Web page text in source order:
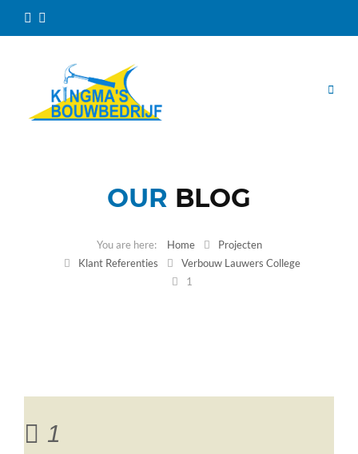
OUR BLOG
Home
Projecten
Klant Referenties
Verbouw Lauwers College
1
1